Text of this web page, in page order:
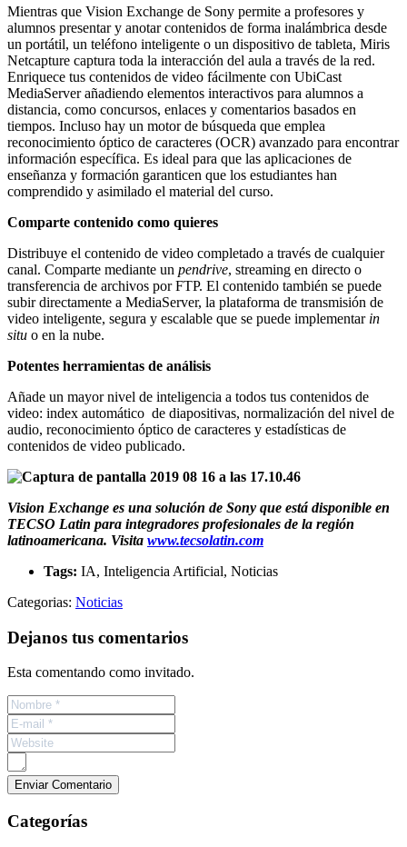
Mientras que Vision Exchange de Sony permite a profesores y
alumnos presentar y anotar contenidos de forma inalámbrica desde
un portátil, un teléfono inteligente o un dispositivo de tableta, Miris
Netcapture captura toda la interacción del aula a través de la red.
Enriquece tus contenidos de video fácilmente con UbiCast
MediaServer añadiendo elementos interactivos para alumnos a
distancia, como concursos, enlaces y comentarios basados en
tiempos. Incluso hay un motor de búsqueda que emplea
reconocimiento óptico de caracteres (OCR) avanzado para encontrar
información específica. Es ideal para que las aplicaciones de
enseñanza y formación garanticen que los estudiantes han
comprendido y asimilado el material del curso.
Comparte contenido como quieres
Distribuye el contenido de video completado a través de cualquier
canal. Comparte mediante un pendrive, streaming en directo o
transferencia de archivos por FTP. El contenido también se puede
subir directamente a MediaServer, la plataforma de transmisión de
video inteligente, segura y escalable que se puede implementar in
situ o en la nube.
Potentes herramientas de análisis
Añade un mayor nivel de inteligencia a todos tus contenidos de
video: index automático de diapositivas, normalización del nivel de
audio, reconocimiento óptico de caracteres y estadísticas de
contenidos de video publicado.
Vision Exchange es una solución de Sony que está disponible en
TECSO Latin para integradores profesionales de la región
latinoamericana. Visita www.tecsolatin.com
Tags: IA, Inteligencia Artificial, Noticias
Categorias: Noticias
Dejanos tus comentarios
Esta comentando como invitado.
Categorías